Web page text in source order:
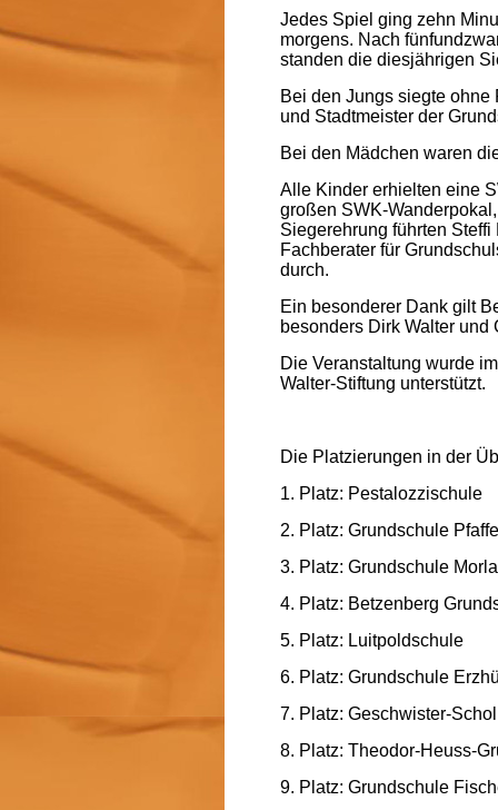
Jedes Spiel ging zehn
morgens. Nach
standen die diesjährigen
Bei den Jungs siegte
und Stadtmeister der
Bei den Mädchen waren
Alle Kinder erhielten eine
großen SWK-
Siegerehrung führten
Fachberater für
durch.
Ein besonderer Dank gilt
besonders Dirk Walter und
Die Veranstaltung wurde
Walter-Stiftung unterstützt.
Die Platzierungen in der
1. Platz: Pestalozzischule
2. Platz: Grundschule
3. Platz: Grundschule
4. Platz: Betzenberg
5. Platz: Luitpoldschule
6. Platz: Grundschule
7. Platz: Geschwister-
8. Platz: Theodor-Heuss-
9. Platz: Grundschule